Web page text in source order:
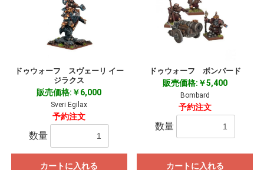
ドゥウォーフ スヴェーリ イー
ジラクス
販売価格:￥6,000
Sveri Egilax
予約注文
数量
カートに入れる
ドゥウォーフ ボンバード
販売価格:￥5,400
Bombard
予約注文
数量
カートに入れる